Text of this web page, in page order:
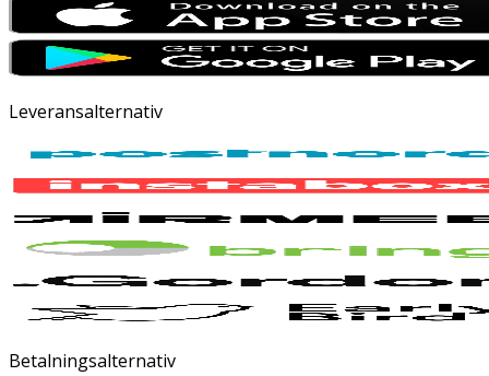
Leveransalternativ
Betalningsalternativ